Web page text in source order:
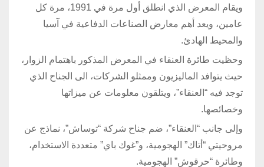
ويقام المعرض الذي انطلق أول مرة في 1991، مرة كل
عامين، ويعد أهم معارض الصناعات الدفاعية في آسيا
والمحيط الهادئ.
وحظيت طائرة العنقاء في المعرض المذكور باهتمام الزوار،
حيث يتوافد الماليزيون وممثلو الشركات، الى الجناح الذي
توجد فيه “العنقاء”، ويتلقون معلومات عن ميزاتها
وخصائصها.
وإلى جانب “العنقاء”، ضم جناح شركة “توساش”، نماذج عن
مروحيتي “أتاك” الهجومية، و”غوك باي” متعددة الاستخدام،
وطائرة “حرقوش” الهجومية.